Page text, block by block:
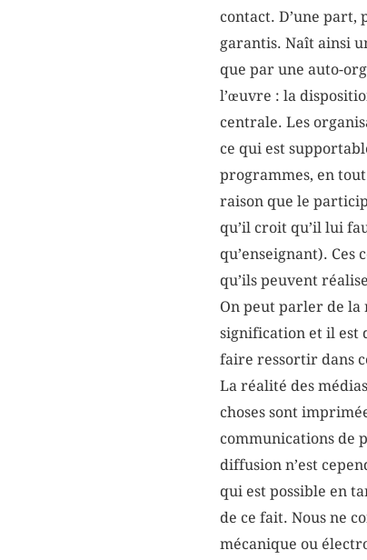
contact. D’une
garantis. Naît ainsi
que par une auto-
l’œuvre : la
centrale. Les
ce qui est
programmes, en
raison que le
qu’il croit qu’il lui
qu’enseignant).
qu’ils peuvent
On peut parler de la
signification et il est
faire ressortir dans
La réalité des
choses sont
communications de
diffusion n’est
qui est possible en
de ce fait. Nous ne
mécanique ou